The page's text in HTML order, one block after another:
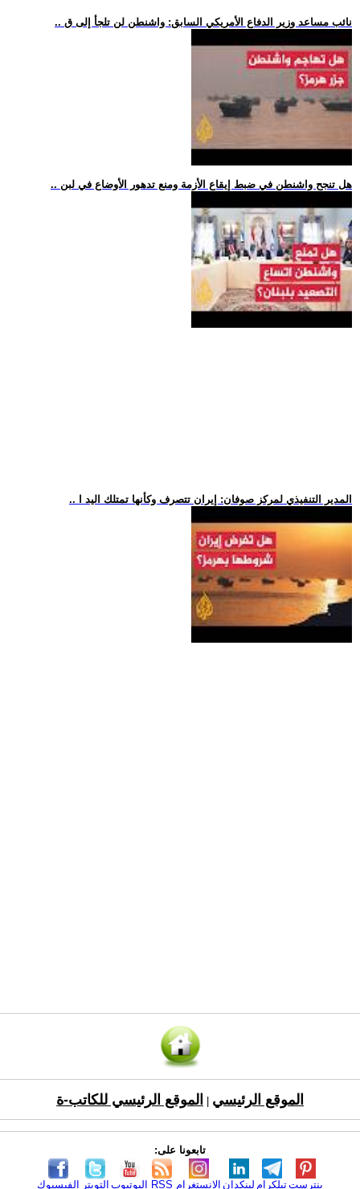
.. نائب مساعد وزير الدفاع الأمريكي السابق: واشنطن لن تلجأ إلى ق
.. هل تنجح واشنطن في ضبط إيقاع الأزمة ومنع تدهور الأوضاع في لبن
.. المدير التنفيذي لمركز صوفان: إيران تتصرف وكأنها تمتلك اليد ا
الموقع الرئيسي الموقع الرئيسي للكاتب-ة
تابعونا على:
الفيسبوك التويتر اليوتيوب RSS الانستغرام لينكدإن تيلكرامبنترست